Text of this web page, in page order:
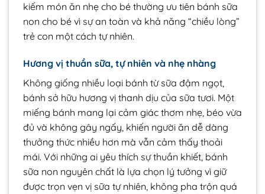
kiếm món ăn nhẹ cho bé thường ưu tiên bánh sữa
non cho bé vì sự an toàn và khả năng “chiều lòng”
trẻ con một cách tự nhiên.
Hương vị thuần sữa, tự nhiên và nhẹ nhàng
Không giống nhiều loại bánh từ sữa đậm ngọt,
bánh sở hữu hương vị thanh dịu của sữa tươi. Một
miếng bánh mang lại cảm giác thơm nhẹ, béo vừa
đủ và không gây ngấy, khiến người ăn dễ dàng
thưởng thức nhiều hơn mà vẫn cảm thấy thoải
mái. Với những ai yêu thích sự thuần khiết, bánh
sữa non nguyên chất là lựa chọn lý tưởng vì giữ
được trọn vẹn vị sữa tự nhiên, không pha trộn quá